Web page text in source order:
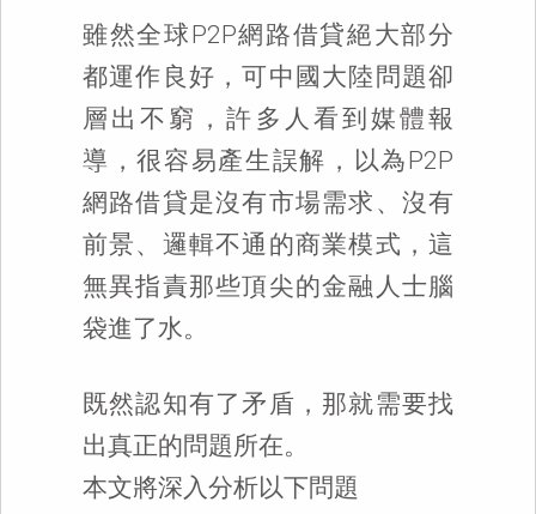
雖然全球P2P網路借貸絕大部分
都運作良好，可中國大陸問題卻
層出不窮，許多人看到媒體報
導，很容易產生誤解，以為P2P
網路借貸是沒有市場需求、沒有
前景、邏輯不通的商業模式，這
無異指責那些頂尖的金融人士腦
袋進了水。
既然認知有了矛盾，那就需要找
出真正的問題所在。
本文將深入分析以下問題